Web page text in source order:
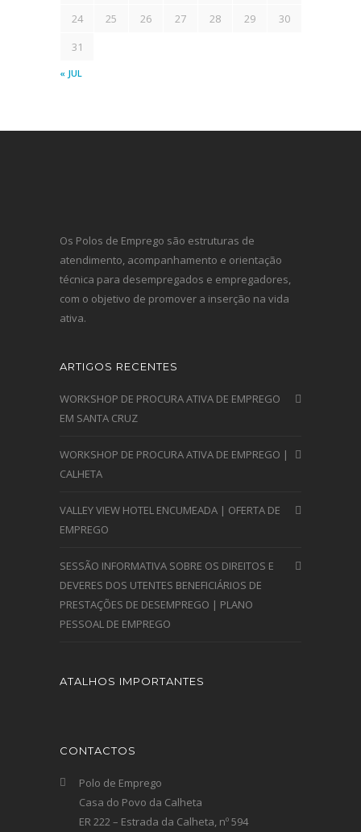
« JUL
24
25 26 27 28 29
30
31
Os Polos de Emprego são estruturas de
atendimento, acompanhamento e orientação
técnica para desempregados e empregadores,
com o objetivo de promover a inserção na vida
ativa.
ARTIGOS RECENTES
WORKSHOP DE PROCURA ATIVA DE EMPREGO
EM SANTA CRUZ
WORKSHOP DE PROCURA ATIVA DE EMPREGO |
CALHETA
VALLEY VIEW HOTEL ENCUMEADA | OFERTA DE
EMPREGO
SESSÃO INFORMATIVA SOBRE OS DIREITOS E
DEVERES DOS UTENTES BENEFICIÁRIOS DE
PRESTAÇÕES DE DESEMPREGO | PLANO
PESSOAL DE EMPREGO
ATALHOS IMPORTANTES
CONTACTOS
Polo de Emprego
Casa do Povo da Calheta
ER 222 – Estrada da Calheta, nº 594